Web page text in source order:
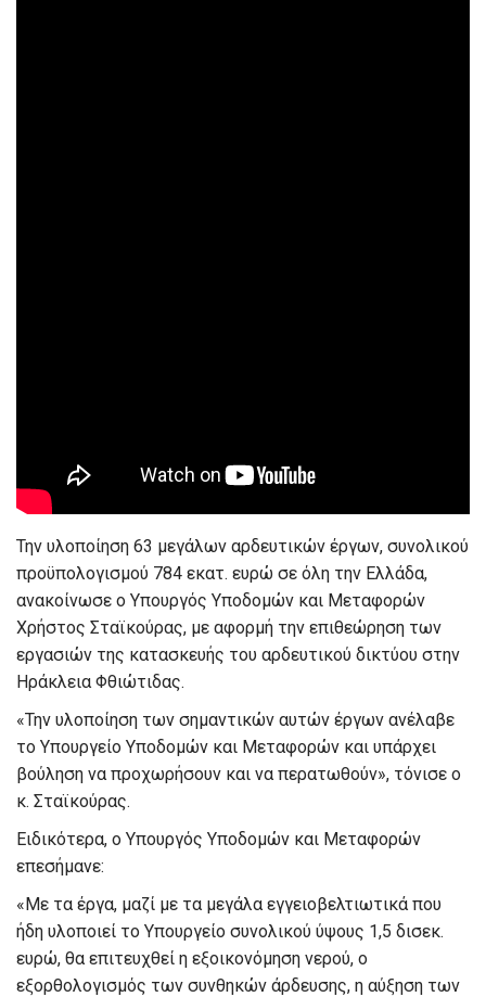
Την υλοποίηση 63 μεγάλων αρδευτικών έργων, συνολικού
προϋπολογισμού 784 εκατ. ευρώ σε όλη την Ελλάδα,
ανακοίνωσε ο Υπουργός Υποδομών και Μεταφορών
Χρήστος Σταϊκούρας, με αφορμή την επιθεώρηση των
εργασιών της κατασκευής του αρδευτικού δικτύου στην
Ηράκλεια Φθιώτιδας.
«Την υλοποίηση των σημαντικών αυτών έργων ανέλαβε
το Υπουργείο Υποδομών και Μεταφορών και υπάρχει
βούληση να προχωρήσουν και να περατωθούν», τόνισε ο
κ. Σταϊκούρας.
Ειδικότερα, ο Υπουργός Υποδομών και Μεταφορών
επεσήμανε:
«Με τα έργα, μαζί με τα μεγάλα εγγειοβελτιωτικά που
ήδη υλοποιεί το Υπουργείο συνολικού ύψους 1,5 δισεκ.
ευρώ, θα επιτευχθεί η εξοικονόμηση νερού, ο
εξορθολογισμός των συνθηκών άρδευσης, η αύξηση των